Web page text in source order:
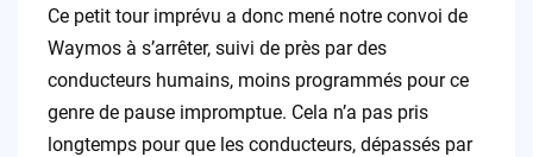
Ce petit tour imprévu a donc mené notre convoi de
Waymos à s’arrêter, suivi de près par des
conducteurs humains, moins programmés pour ce
genre de pause impromptue. Cela n’a pas pris
longtemps pour que les conducteurs, dépassés par